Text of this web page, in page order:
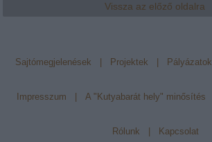
Vissza az előző oldalra
Sajtómegjelenések Projektek Pályázatok
Impresszum A "Kutyabarát hely" minősítés
Rólunk Kapcsolat